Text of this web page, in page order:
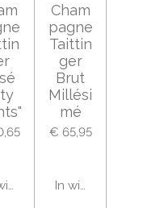
Cham
pagne
Taittin
ger
Brut
Millési
mé
€ 65,95
In